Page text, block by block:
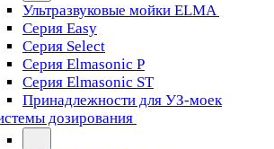
Ультразвуковые мойки ELMA
Серия Easy
Серия Select
Серия Elmasonic P
Серия Elmasonic ST
Принадлежности для УЗ-моек
дозирования